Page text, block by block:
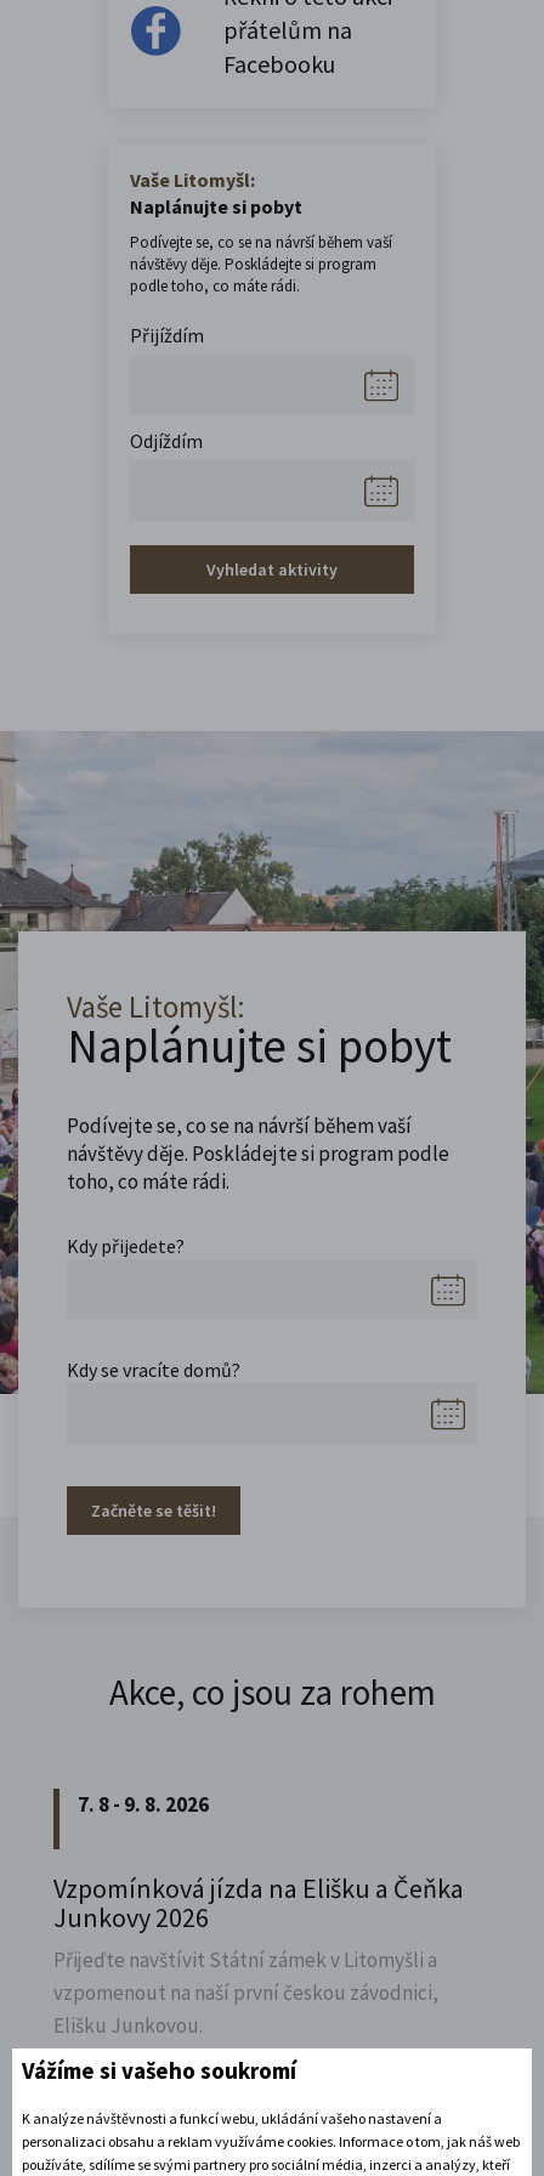
přátelům na
Facebooku
Vaše Litomyšl:
Naplánujte si pobyt
Podívejte se, co se na návrší během vaší
návštěvy děje. Poskládejte si program
podle toho, co máte rádi.
Přijíždím
Odjíždím
Vyhledat aktivity
Vaše Litomyšl:
Naplánujte si pobyt
Podívejte se, co se na návrší během vaší
návštěvy děje. Poskládejte si program podle
toho, co máte rádi.
Kdy přijedete?
Kdy se vracíte domů?
Začněte se těšit!
Akce, co jsou za rohem
7. 8 - 9. 8. 2026
Vzpomínková jízda na Elišku a Čeňka
Junkovy 2026
Přijeďte navštívit Státní zámek v Litomyšli a
vzpomenout na naší první českou závodnici,
Elišku Junkovou.
Rozbalte si další akce
7. 8. 2026
Vážíme si vašeho soukromí
K analýze návštěvnosti a funkcí webu, ukládání vašeho nastavení a
personalizaci obsahu a reklam využíváme cookies. Informace o tom, jak náš web
používáte, sdílíme se svými partnery pro sociální média, inzerci a analýzy, kteří